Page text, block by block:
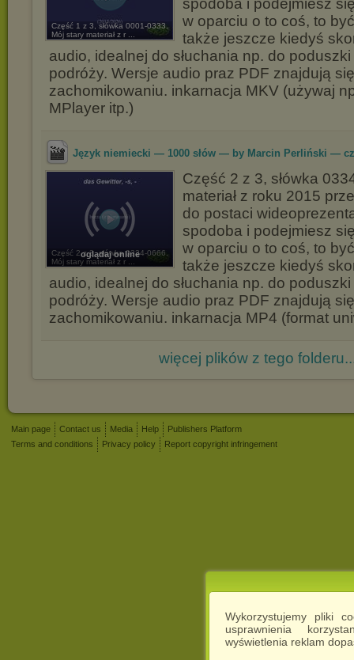
Wykorzystujemy pliki
usprawnienia
wyświetlenia reklam
Część 1 z 3, słówka 0001-0333.
Mój stary materiał z r ...
spodoba i podejmiesz
w oparciu o to coś, to
także jeszcze kiedyś
audio, idealnej do słuchania np. do
podróży. Wersje audio praz PDF znajdują
zachomikowaniu. inkarnacja MKV (używaj
MPlayer itp.)
Język niemiecki — 1000 słów — by Marcin Perliński —
oglądaj online
Część 2 z 3, słówka 0334-0666.
Mój stary materiał z r ...
Część 2 z 3, słówka
materiał z roku 2015
do postaci
spodoba i podejmiesz
w oparciu o to coś, to
także jeszcze kiedyś
audio, idealnej do słuchania np. do
podróży. Wersje audio praz PDF znajdują
zachomikowaniu. inkarnacja MP4 (format
więcej plików z tego
Main page Contact us Media Help
Publishers Platform
Terms and conditions
Privacy policy Report copyright infringement